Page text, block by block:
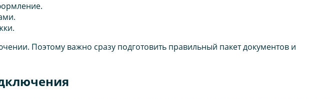
Поэтому важно сразу подготовить правильный пакет документов и